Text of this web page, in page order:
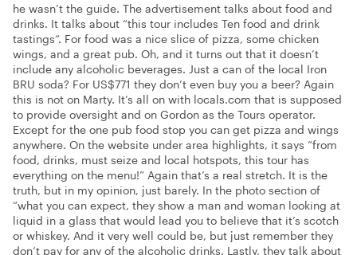
he wasn’t the guide. The advertisement talks about food and
drinks. It talks about “this tour includes Ten food and drink
tastings“. For food was a nice slice of pizza, some chicken
wings, and a great pub. Oh, and it turns out that it doesn’t
include any alcoholic beverages. Just a can of the local Iron
BRU soda? For US$771 they don’t even buy you a beer? Again
this is not on Marty. It’s all on with locals.com that is supposed
to provide oversight and on Gordon as the Tours operator.
Except for the one pub food stop you can get pizza and wings
anywhere. On the website under area highlights, it says “from
food, drinks, must seize and local hotspots, this tour has
everything on the menu!” Again that’s a real stretch. It is the
truth, but in my opinion, just barely. In the photo section of
“what you can expect, they show a man and woman looking at
liquid in a glass that would lead you to believe that it’s scotch
or whiskey. And it very well could be, but just remember they
don’t pay for any of the alcoholic drinks. Lastly, they talk about